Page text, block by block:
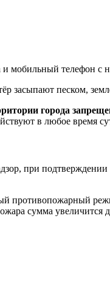
и мобильный телефон
засыпают песком,
города
в любое время
при
противопожарный
сумма увеличится